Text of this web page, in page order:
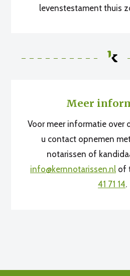
levenstestament thuis
Meer
Voor meer informatie over
u contact opnemen
notarissen of
info@kernnotarissen.nl of
41 71 14.